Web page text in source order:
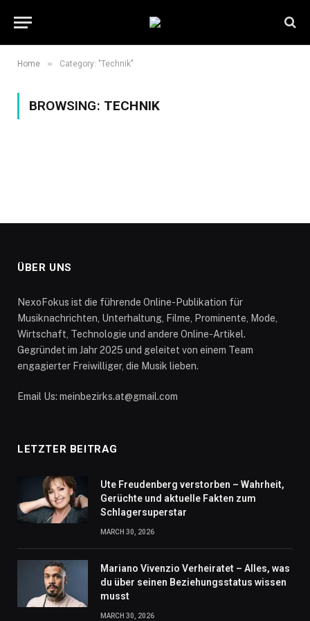
Home » Category: "Technik"
BROWSING: TECHNIK
ÜBER UNS
NexoFokus ist die führende Online-Publikation für
Musiknachrichten, Unterhaltung, Filme, Prominente, Mode,
Wirtschaft, Technologie und andere Online-Artikel.
Gegründet im Jahr 2025 und geleitet von einem Team
engagierter Freiwilliger, die Musik lieben.
Email Us: meinbezirks.at@gmail.com
LETZTER BEITRAG
Ute Freudenberg verstorben – Wahrheit,
Gerüchte und aktuelle Fakten zum
Schlagersuperstar
MARCH 30, 2026
Mariano Vivenzio Verheiratet – Alles, was
du über seinen Beziehungsstatus wissen
musst
MARCH 30, 2026